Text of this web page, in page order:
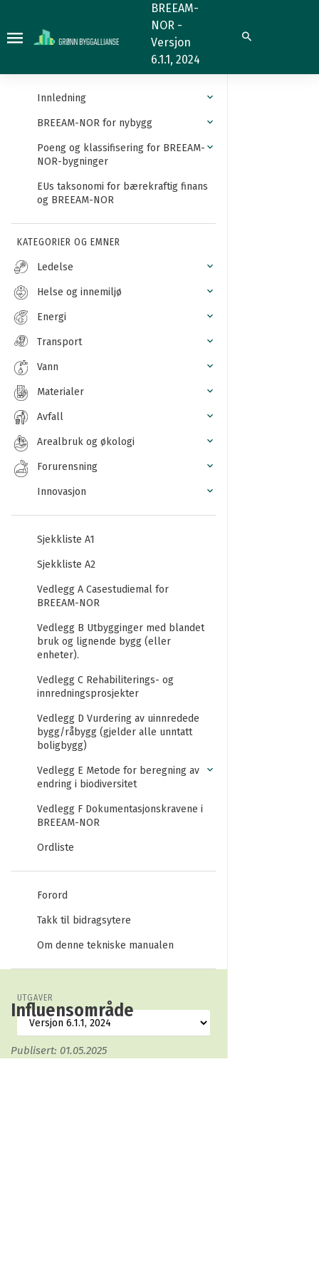
BREEAM-
NOR -
Versjon
6.1.1, 2024
Søk
Innledning
BREEAM-NOR for nybygg
Poeng og klassifisering for BREEAM-
NOR-bygninger
EUs taksonomi for bærekraftig finans
og BREEAM-NOR
KATEGORIER OG EMNER
Ledelse
Helse og innemiljø
Energi
Transport
Vann
Materialer
Avfall
Arealbruk og økologi
Forurensning
Innovasjon
Sjekkliste A1
Sjekkliste A2
Vedlegg A Casestudiemal for
BREEAM-NOR
Vedlegg B Utbygginger med blandet
bruk og lignende bygg (eller
enheter).
Vedlegg C Rehabiliterings- og
innredningsprosjekter
Vedlegg D Vurdering av uinnredede
bygg/råbygg (gjelder alle unntatt
boligbygg)
Vedlegg E Metode for beregning av
endring i biodiversitet
Vedlegg F Dokumentasjonskravene i
BREEAM-NOR
Ordliste
Forord
Takk til bidragsytere
Om denne tekniske manualen
UTGAVER
Influensområde
Publisert: 01.05.2025